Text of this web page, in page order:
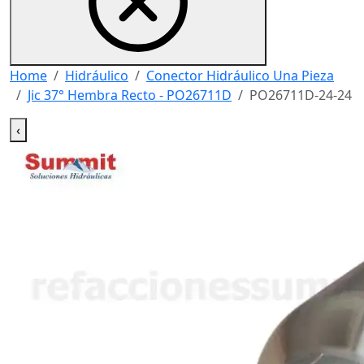
Home Hidráulico
Conector Hidráulico Una Pieza
Jic 37° Hembra Recto - PO26711D
PO26711D-24-24
‹